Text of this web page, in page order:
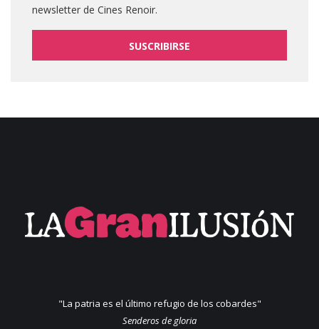
newsletter de Cines Renoir.
SUSCRIBIRSE
"La patria es el último refugio de los cobardes"
Senderos de gloria